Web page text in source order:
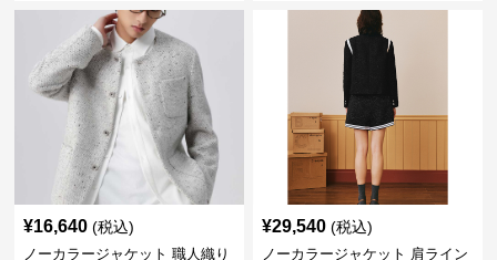
¥16,640 (税込)
ノーカラージャケット 職人織り
¥29,540 (税込)
ノーカラージャケット 肩ライン